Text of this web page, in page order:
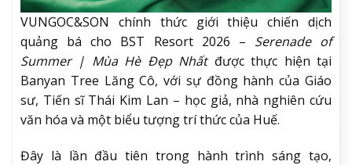
VUNGOC&SON chính thức giới thiệu chiến dịch
quảng bá cho BST Resort 2026 – Serenade of
Summer | Mùa Hè Đẹp Nhất được thực hiện tại
Banyan Tree Lăng Cô, với sự đồng hành của Giáo
sư, Tiến sĩ Thái Kim Lan – học giả, nhà nghiên cứu
văn hóa và một biểu tượng trí thức của Huế.
Đây là lần đầu tiên trong hành trình sáng tạo,